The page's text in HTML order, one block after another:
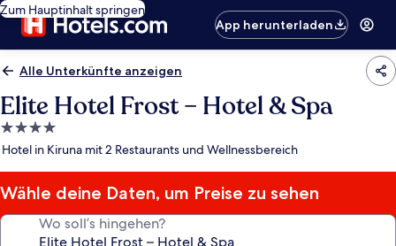
Zum Hauptinhalt springen
App herunterladen
Alle Unterkünfte anzeigen
Elite Hotel Frost – Hotel & Spa
4.0-
Sterne-
Hotel in Kiruna mit 2 Restaurants und Wellnessbereich
Wähle deine Daten, um Preise zu sehen
Wo soll’s hingehen?